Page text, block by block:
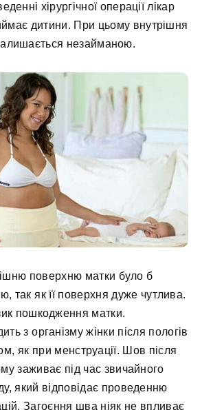
хірургічної операції лікар
дитини. При цьому внутрішня
незайманою.
поверхню матки було б
так як її поверхня дуже чутлива.
пошкодження матки.
з організму жінки після пологів
як при менструації. Шов після
заживає під час звичайного
який відповідає проведенню
Загоєння шва ніяк не впливає